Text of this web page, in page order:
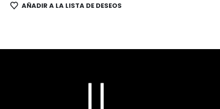
AÑADIR A LA LISTA DE DESEOS